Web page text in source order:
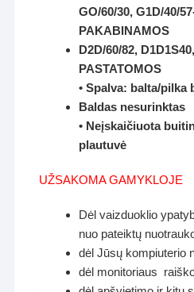
GO/60/30, G1D/40/
PAKABINAMOS
D2D/60/82,
PASTATOMOS
• Spalva: balta/
Baldas nesurinktas
• Neįskaičiuota
plautuvė
UŽSAKOMA GAMYKLOJE
Dėl vaizduoklio
nuo pateiktų
dėl Jūsų kompiuterio
dėl monitoriaus